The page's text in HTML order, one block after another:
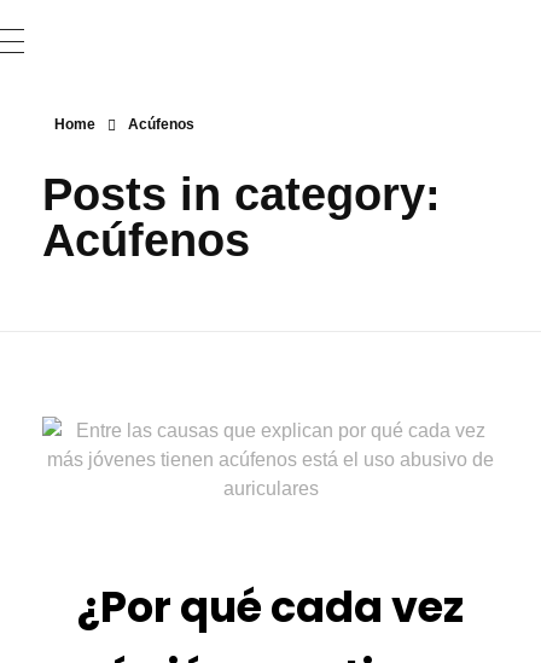
Home Acúfenos
Posts in category:
Acúfenos
¿Por qué cada vez